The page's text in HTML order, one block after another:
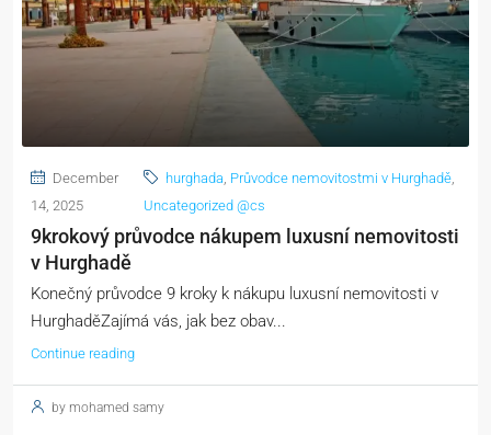
December
14, 2025
hurghada Průvodce nemovitostmi v Hurghadě
Uncategorized @cs
9krokový průvodce nákupem luxusní nemovitosti
v Hurghadě
Konečný průvodce 9 kroky k nákupu luxusní nemovitosti v
HurghaděZajímá vás, jak bez obav...
Continue reading
by mohamed samy